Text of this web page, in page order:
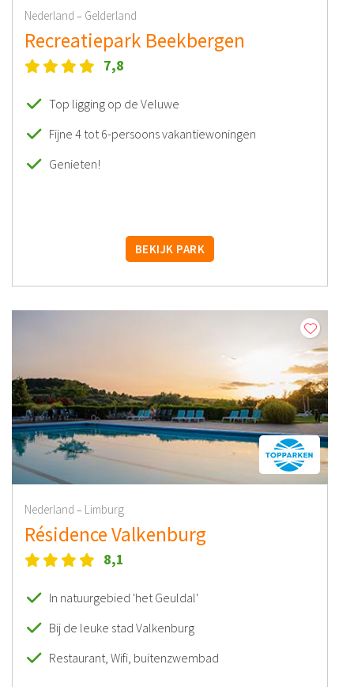
Nederland – Gelderland
Recreatiepark Beekbergen
7,8
Top ligging op de Veluwe
Fijne 4 tot 6-persoons vakantiewoningen
Genieten!
BEKIJK PARK
Nederland – Limburg
Résidence Valkenburg
8,1
In natuurgebied 'het Geuldal'
Bij de leuke stad Valkenburg
Restaurant, Wifi, buitenzwembad